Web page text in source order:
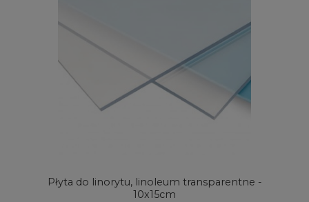
Płyta do linorytu, linoleum transparentne -
10x15cm